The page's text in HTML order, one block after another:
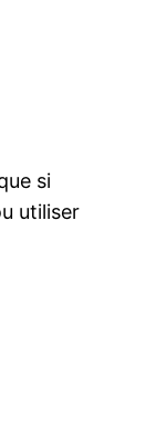
si
utiliser